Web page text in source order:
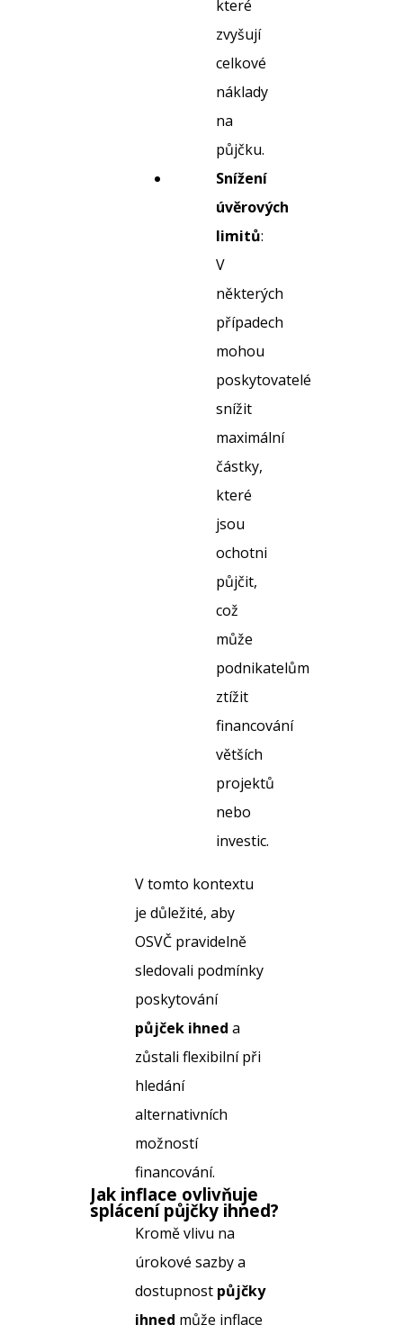
které
zvyšují
celkové
náklady
na
půjčku.
Snížení
úvěrových
limitů:
V
některých
případech
mohou
poskytovatelé
snížit
maximální
částky,
které
jsou
ochotni
půjčit,
což
může
podnikatelům
ztížit
financování
větších
projektů
nebo
investic.
V tomto kontextu
je důležité, aby
OSVČ pravidelně
sledovali podmínky
poskytování
půjček ihned a
zůstali flexibilní při
hledání
alternativních
možností
financování.
Jak inflace ovlivňuje
splácení půjčky ihned?
Kromě vlivu na
úrokové sazby a
dostupnost půjčky
ihned může inflace